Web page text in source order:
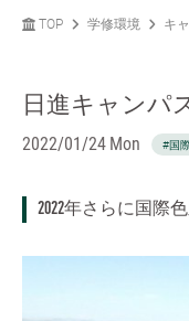
TOP 学修環境 キ
日進キャンパ
2022/01/24 Mon #国
2022年さらに国際